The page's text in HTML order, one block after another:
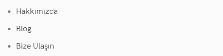
Hakkımızda
Blog
Bize Ulaşın